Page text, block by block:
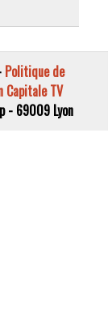
Politique de
Capitale TV
- 69009 Lyon